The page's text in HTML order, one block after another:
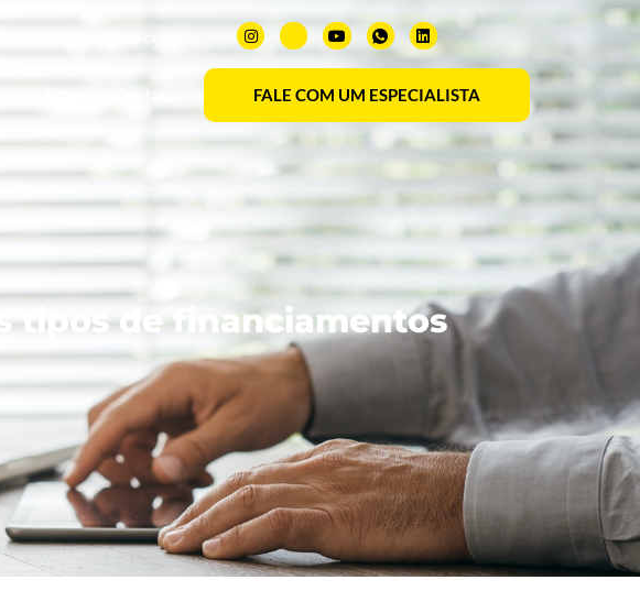
FALE COM UM ESPECIALISTA
tipos de financiamentos